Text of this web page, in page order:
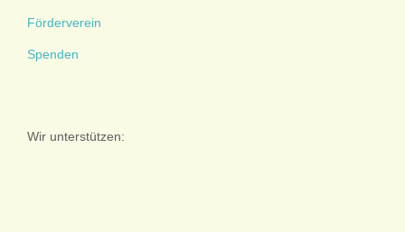
Förderverein
Spenden
Wir unterstützen: